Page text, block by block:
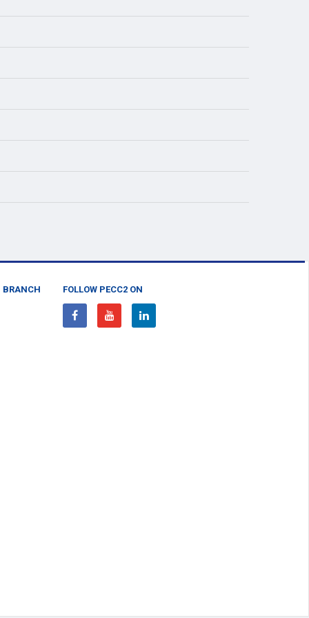
BRANCH FOLLOW PECC2 ON